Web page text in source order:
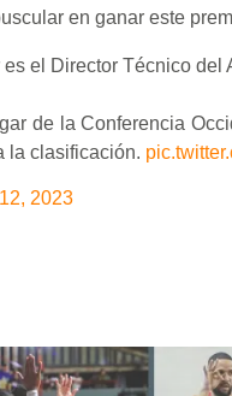
en ganar este
el Director Técnico del
de la Conferencia
la clasificación.
2023